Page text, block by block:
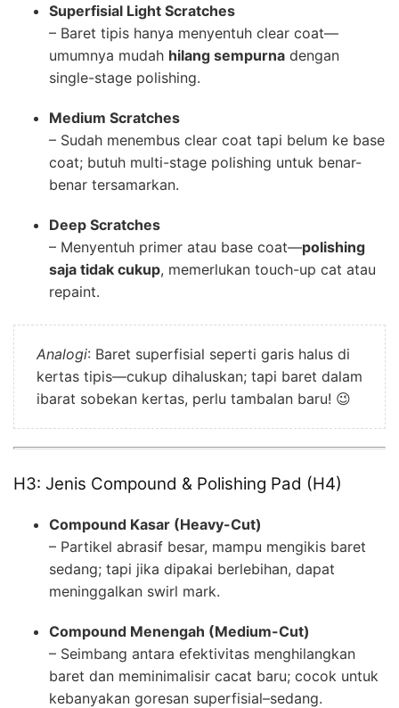
Superfisial Light Scratches
– Baret tipis hanya menyentuh clear coat—
umumnya mudah hilang sempurna dengan
single-stage polishing.
Medium Scratches
– Sudah menembus clear coat tapi belum ke base
coat; butuh multi-stage polishing untuk benar-
benar tersamarkan.
Deep Scratches
– Menyentuh primer atau base coat—polishing
saja tidak cukup, memerlukan touch-up cat atau
repaint.
Analogi: Baret superfisial seperti garis halus di
kertas tipis—cukup dihaluskan; tapi baret dalam
ibarat sobekan kertas, perlu tambalan baru! 😉
H3: Jenis Compound & Polishing Pad (H4)
Compound Kasar (Heavy-Cut)
– Partikel abrasif besar, mampu mengikis baret
sedang; tapi jika dipakai berlebihan, dapat
meninggalkan swirl mark.
Compound Menengah (Medium-Cut)
– Seimbang antara efektivitas menghilangkan
baret dan meminimalisir cacat baru; cocok untuk
kebanyakan goresan superfisial–sedang.